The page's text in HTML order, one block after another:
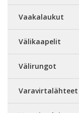
Vaakalaukut
Välikaapelit
Välirungot
Varavirtalähteet